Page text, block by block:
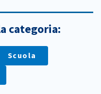
categoria:
Scuola